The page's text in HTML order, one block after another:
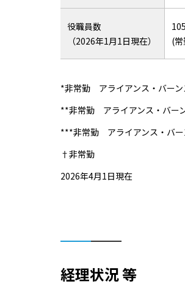
役職員数
（2026年1月1日現在）
(
*非常勤 アライアンス・バー
**非常勤 アライアンス・バー
***非常勤 アライアンス・バー
†非常勤
2026年4月1日現在
経理状況 等